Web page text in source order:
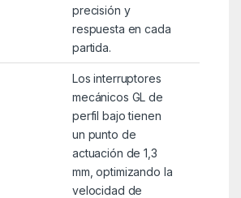
precisión y
respuesta en cada
partida.
Los interruptores
mecánicos GL de
perfil bajo tienen
un punto de
actuación de 1,3
mm, optimizando la
velocidad de